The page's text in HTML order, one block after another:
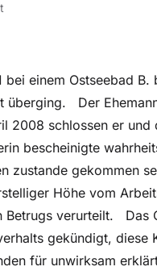
bei einem Ostseebad
überging. Der
2008 schlossen er und
bescheinigte
zustande gekommen
Höhe vom
Betrugs verurteilt. Das
gekündigt,
für unwirksam